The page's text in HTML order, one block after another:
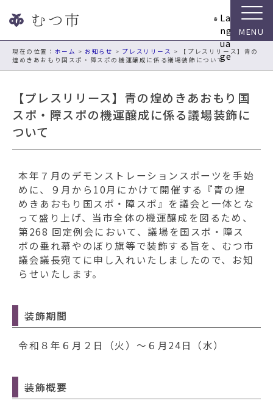
ビ
La
ng
ua
ge
現在の位置： ホーム > お知らせ > プレスリリース > 【プレスリリース】青の
煌めきあおもり国スポ・障スポの機運醸成に係る議場装飾について
【プレスリリース】青の煌めきあおもり国
スポ・障スポの機運醸成に係る議場装飾に
ついて
本年７月のデモンストレーションスポーツを手始
めに、９月から10月にかけて開催する『青の煌
めきあおもり国スポ・障スポ』を議会と一体とな
って盛り上げ、当市全体の機運醸成を図るため、
第268 回定例会において、議場を国スポ・障ス
ポの垂れ幕やのぼり旗等で装飾する旨を、むつ市
議会議長宛てに申し入れいたしましたので、お知
らせいたします。
装飾期間
令和８年６月２日（火）～６月24日（水）
装飾概要